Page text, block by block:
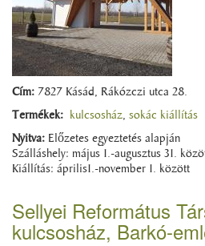
Cím: 7827 Kásád, Rákózczi utca 28.
Termékek: kulcsosház, sokác kiállítás
Nyitva: Előzetes egyeztetés alapján
Szálláshely: május 1.-augusztus 31.
Kiállítás: április1.-november 1. között
Sellyei Református
kulcsosház, Barkó-